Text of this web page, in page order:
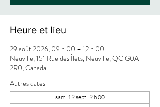
Heure et lieu
29 août 2026, 09 h 00 – 12 h 00
Neuville, 151 Rue des Îlets, Neuville, QC G0A
2R0, Canada
Autres dates
sam. 19 sept., 9 h 00